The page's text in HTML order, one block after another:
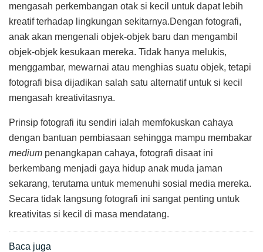
mengasah perkembangan otak si kecil untuk dapat lebih
kreatif terhadap lingkungan sekitarnya.Dengan fotografi,
anak akan mengenali objek-objek baru dan mengambil
objek-objek kesukaan mereka. Tidak hanya melukis,
menggambar, mewarnai atau menghias suatu objek, tetapi
fotografi bisa dijadikan salah satu alternatif untuk si kecil
mengasah kreativitasnya.
Prinsip fotografi itu sendiri ialah memfokuskan cahaya
dengan bantuan pembiasaan sehingga mampu membakar
medium penangkapan cahaya, fotografi disaat ini
berkembang menjadi gaya hidup anak muda jaman
sekarang, terutama untuk memenuhi sosial media mereka.
Secara tidak langsung fotografi ini sangat penting untuk
kreativitas si kecil di masa mendatang.
Baca juga